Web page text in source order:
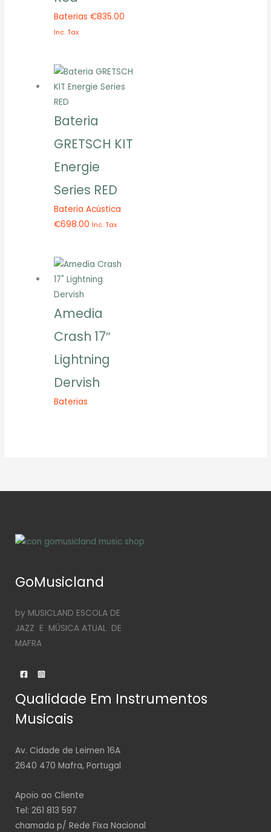
Baterias€835.00
Inc. Tax
Bateria
GRETSCH KIT
Energie
Series RED
Bateria Acústica
€698.00 Inc. Tax
Amedia
Crash 17″
Lightning
Dervish
Baterias
GoMusicland
by MUSICLAND ESCOLA DE
JAZZ E MÚSICA ATUAL DE
MAFRA
Qualidade Em Instrumentos
Musicais
Av. Cidade de Leimen 16A
2640 470 Mafra, Portugal
Apoio ao Cliente
Tel: 261 813 597
chamada p/ Rede Fixa Nacional